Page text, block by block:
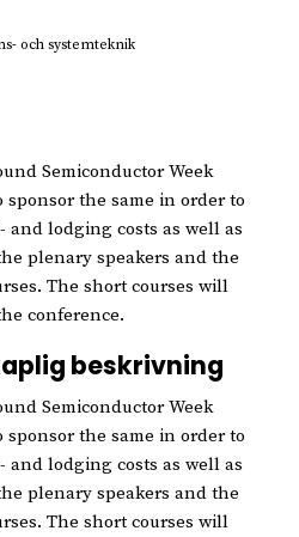
och systemteknik
Semiconductor Week
sponsor the same in order to
lodging costs as well as
plenary speakers and the
The short courses will
conference.
beskrivning
Semiconductor Week
sponsor the same in order to
lodging costs as well as
plenary speakers and the
The short courses will